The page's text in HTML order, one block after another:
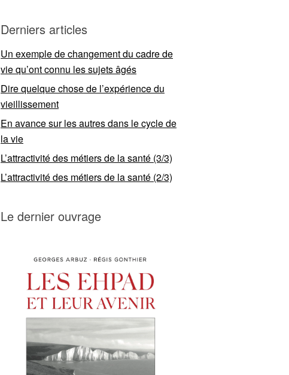
Derniers articles
Un exemple de changement du cadre de
vie qu’ont connu les sujets âgés
Dire quelque chose de l’expérience du
vieillissement
En avance sur les autres dans le cycle de
la vie
L’attractivité des métiers de la santé (3/3)
L’attractivité des métiers de la santé (2/3)
Le dernier ouvrage